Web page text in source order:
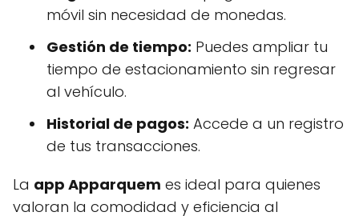
móvil sin necesidad de monedas.
Gestión de tiempo: Puedes ampliar tu
tiempo de estacionamiento sin regresar
al vehículo.
Historial de pagos: Accede a un registro
de tus transacciones.
La app Apparquem es ideal para quienes
valoran la comodidad y eficiencia al